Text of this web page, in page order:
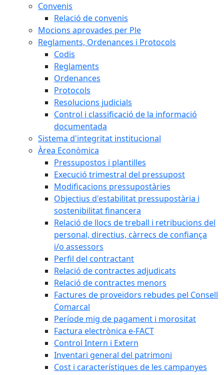
Convenis
Relació de convenis
Mocions aprovades per Ple
Reglaments, Ordenances i Protocols
Codis
Reglaments
Ordenances
Protocols
Resolucions judicials
Control i classificació de la informació
documentada
Sistema d'integritat institucional
Àrea Econòmica
Pressupostos i plantilles
Execució trimestral del pressupost
Modificacions pressupostàries
Objectius d'estabilitat pressupostària i
sostenibilitat financera
Relació de llocs de treball i retribucions del
personal, directius, càrrecs de confiança
i/o assessors
Perfil del contractant
Relació de contractes adjudicats
Relació de contractes menors
Factures de proveïdors rebudes pel Consell
Comarcal
Període mig de pagament i morositat
Factura electrònica e-FACT
Control Intern i Extern
Inventari general del patrimoni
Cost i característiques de les campanyes